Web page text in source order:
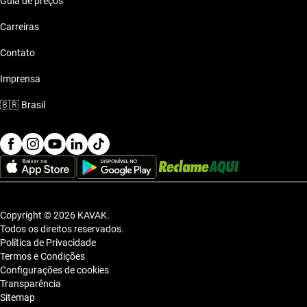
Carreiras
Contato
Imprensa
🇧🇷 Brasil
Copyright © 2026 KAVAK.
Todos os direitos reservados.
Política de Privacidade
Termos e Condições
Configurações de cookies
Transparência
Sitemap